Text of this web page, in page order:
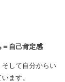
＝自己肯定感
して自分からい
ます。